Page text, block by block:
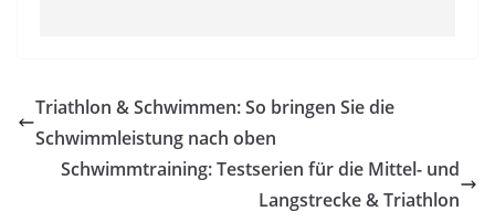
Triathlon & Schwimmen: So bringen Sie die
Schwimmleistung nach oben
Schwimmtraining: Testserien für die Mittel- und
Langstrecke & Triathlon